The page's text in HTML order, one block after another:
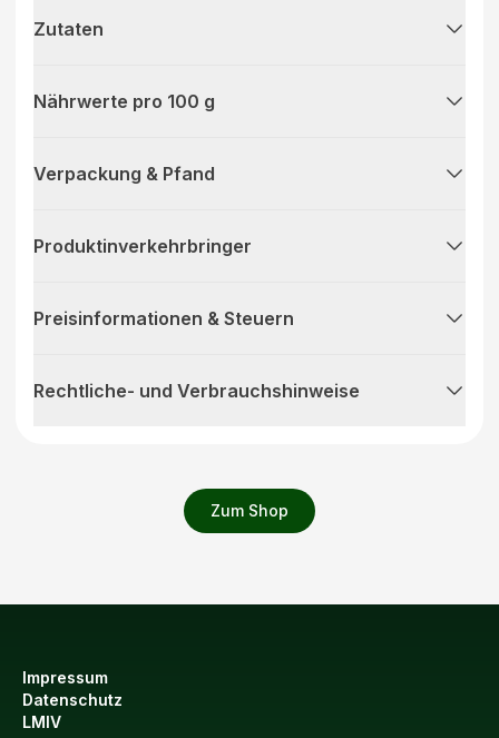
Zum Shop
Zutaten
Nährwerte pro 100 g
Verpackung & Pfand
Produktinverkehrbringer
Preisinformationen & Steuern
Rechtliche- und Verbrauchshinweise
Impressum
Datenschutz
LMIV